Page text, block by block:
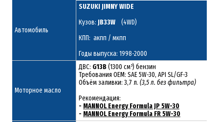
Автомобиль
SUZUKI JIMNY WIDE
Кузов: JB33W
(4WD)
КПП: акпп / мкпп
Годы выпуска: 1998-2000
Моторное масло
ДВС: G13B(1300 см³) бензин
Требования ОЕМ: SAE 5W-30, API SL/GF-3
Объём заливки: 3,7 л. (3,5 л. без фильтра)
Рекомендация:
- MANNOL Energy Formula JP 5W-30
- MANNOL Energy Formula FR 5W-30